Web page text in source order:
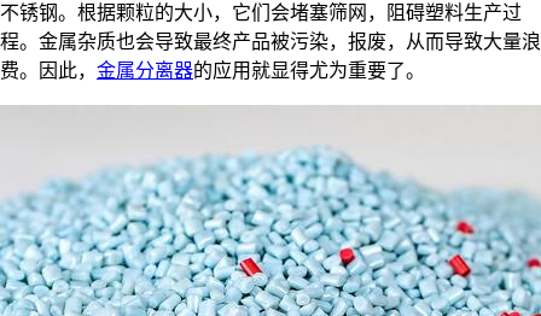
不锈钢。根据颗粒的大小，它们会堵塞筛网，阻碍塑料生产过
程。金属杂质也会导致最终产品被污染，报废，从而导致大量浪
费。因此， 金属分离器的应用就显得尤为重要了。